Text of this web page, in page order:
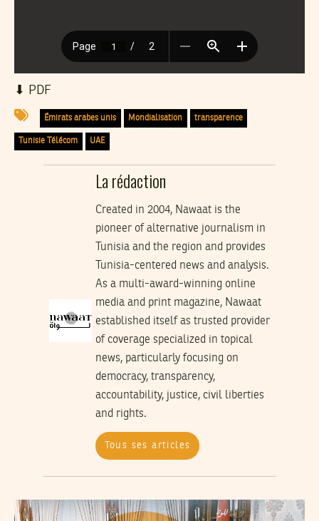
⬇︎ PDF
Émirats arabes unis Mondialisation transparence
Tunisie Télécom UAE
La rédaction
Created in 2004, Nawaat is the
pioneer of alternative journalism in
Tunisia and the region and provides
Tunisia-centered news and analysis.
As a multi-award-winning online
media and print magazine, Nawaat
established itself as trusted provider
of coverage specialized in topical
news, particularly focusing on
democracy, transparency,
accountability, justice, civil liberties
and rights.
Tous ses articles